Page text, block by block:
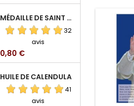
MÉDAILLE DE SAINT BENOIT EN ALUMINIUM
32
avis
Prix
0,80 €
HUILE DE CALENDULA
41
avis